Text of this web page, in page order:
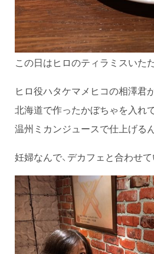
この日はヒロのティラミスいた
ヒロ役ハタケマメヒコの相澤君
北海道で作ったかぼちゃを入れて
温州ミカンジュースで仕上げる
妊婦なんで、デカフェと合わせて